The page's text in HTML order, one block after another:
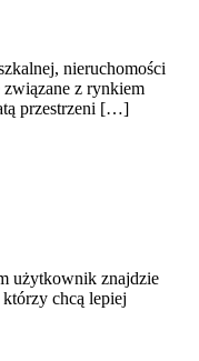
nieruchomości
z rynkiem
przestrzeni […]
użytkownik znajdzie
chcą lepiej